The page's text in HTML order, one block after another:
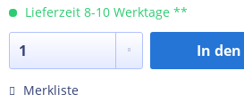
Lieferzeit 8-10 Werktage **
In den
Merkliste